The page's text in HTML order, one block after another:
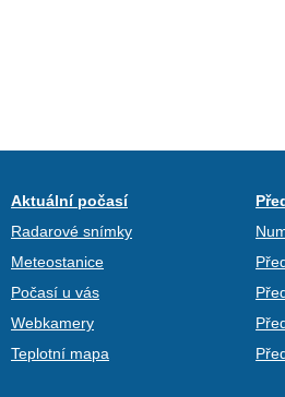
Aktuální počasí
Radarové snímky
Meteostanice
Počasí u vás
Webkamery
Teplotní mapa